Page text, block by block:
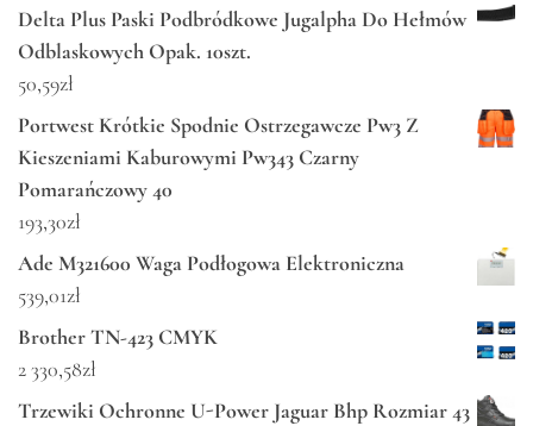
Delta Plus Paski Podbródkowe Jugalpha Do Hełmów
Odblaskowych Opak. 10szt.
50,59zł
Portwest Krótkie Spodnie Ostrzegawcze Pw3 Z
Kieszeniami Kaburowymi Pw343 Czarny
Pomarańczowy 40
193,30zł
Ade M321600 Waga Podłogowa Elektroniczna
539,01zł
Brother TN-423 CMYK
2 330,58zł
Trzewiki Ochronne U-Power Jaguar Bhp Rozmiar 43